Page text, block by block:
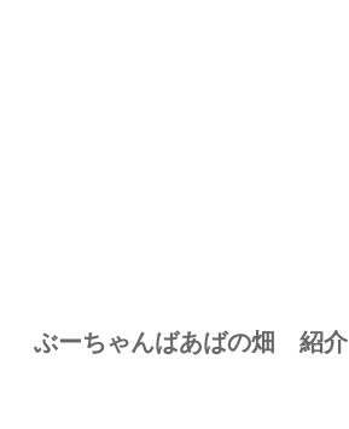
ぶーちゃんばあばの畑 紹介